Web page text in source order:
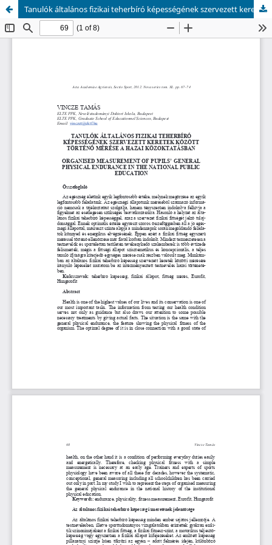
Tanulók általános fizikai teherbíró képességének szervezett keretek között történő mérése a hazai közoktatásban